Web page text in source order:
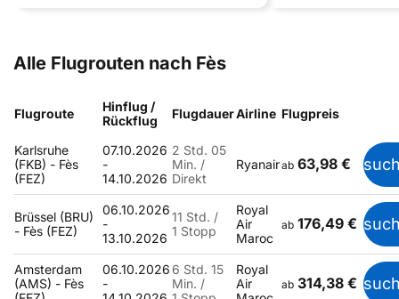
Alle Flugrouten nach Fès
Flugroute
Hinflug /
Rückflug
FlugdauerAirline Flugpreis
Karlsruhe
(FKB) - Fès
(FEZ)
07.10.2026
-
14.10.2026
2 Std. 05
Min. /
Direkt
Ryanairab 63,98 €
Brüssel (BRU)
- Fès (FEZ)
06.10.2026
-
13.10.2026
11 Std. /
1 Stopp
Royal
Air
Maroc
ab 176,49 €
Amsterdam
(AMS) - Fès
06.10.2026
-
6 Std. 15
Min. /
Royal
Air
ab 314,38 €